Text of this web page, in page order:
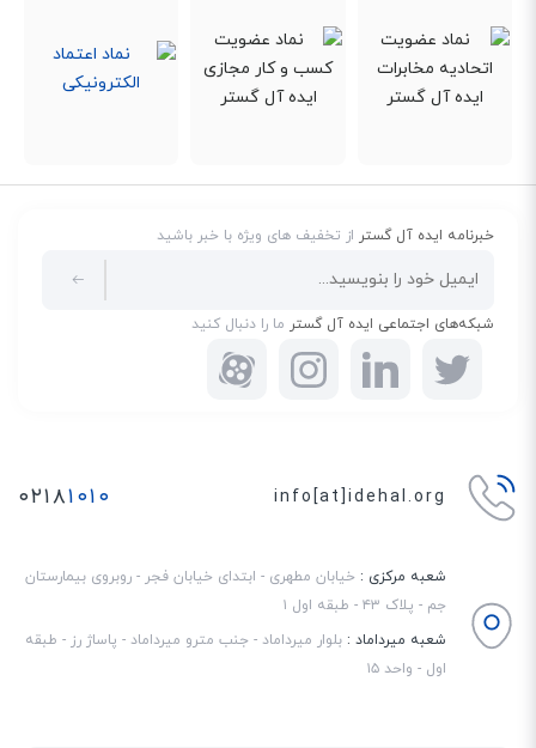
خبرنامه ایده آل گستراز تخفیف های ویژه با خبر باشید
شبکه‌های اجتماعی ایده آل گسترما را دنبال کنید
info[at]idehal.org ۰۲۱۸۱۰۱۰
شعبه مرکزی : خیابان مطهری - ابتدای خیابان فجر - روبروی بیمارستان
جم - پلاک ۴۳ - طبقه اول ۱
شعبه میرداماد : بلوار میرداماد - جنب مترو میرداماد - پاساژ رز - طبقه
اول - واحد ۱۵